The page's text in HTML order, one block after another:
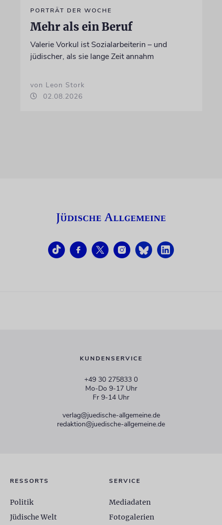
PORTRÄT DER WOCHE
Mehr als ein Beruf
Valerie Vorkul ist Sozialarbeiterin – und
jüdischer, als sie lange Zeit annahm
von Leon Stork
02.08.2026
KUNDENSERVICE
+49 30 275833 0
Mo-Do 9-17 Uhr
Fr 9-14 Uhr
verlag@juedische-allgemeine.de
redaktion@juedische-allgemeine.de
RESSORTS
Politik
Jüdische Welt
SERVICE
Mediadaten
Fotogalerien